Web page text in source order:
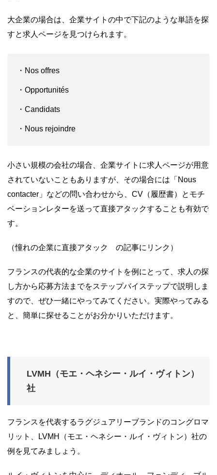
大企業の場合は、企業サイトの中で下記のような単語を探
すと求人ページを見つけられます。
・Nos offres
・Opportunités
・Candidats
・Nous rejoindre
小さい規模の会社の場合、企業サイトに求人ページが用意
されていないこともありますが、その場合には「Nous
contacter」などの問い合わせから、CV（履歴書）とモチ
ベーションレターを送って直接アタックすることも有効で
す。
（憧れの企業に直接アタック の記事にリンク）
フランスの代表的な企業のサイトを例にとって、求人の探
し方から応募方法までをステップバイステップで説明しま
すので、ぜひ一緒にやってみてください。実際やってみる
と、簡単に探せることがお分かりいただけます。
LVMH（モエ・ヘネシー・ルイ・ヴィトン）
社
フランスを代表するラグジュアリーブランドのコングロマ
リット、LVMH（モエ・ヘネシー・ルイ・ヴィトン）社の
例を見てみましょう。